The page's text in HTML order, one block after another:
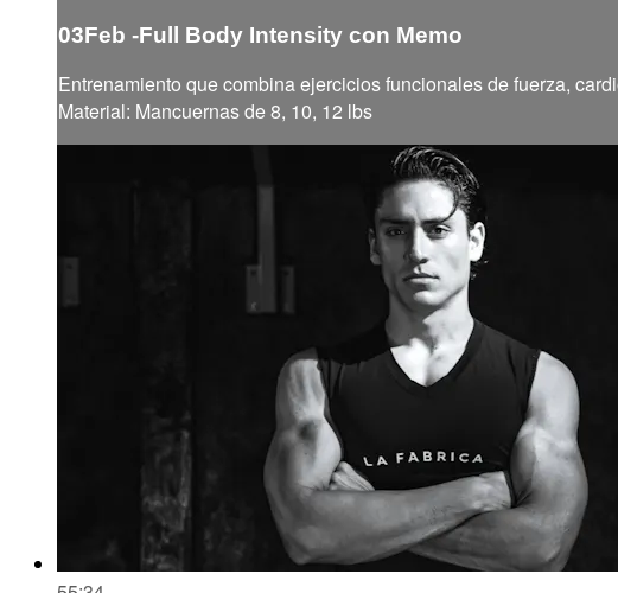
03Feb -Full Body Intensity con Memo
Entrenamiento que combina ejercicios funcionales de fuerza,
Material: Mancuernas de 8, 10, 12 lbs